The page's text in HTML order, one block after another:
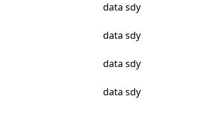
data sdy
data sdy
data sdy
data sdy